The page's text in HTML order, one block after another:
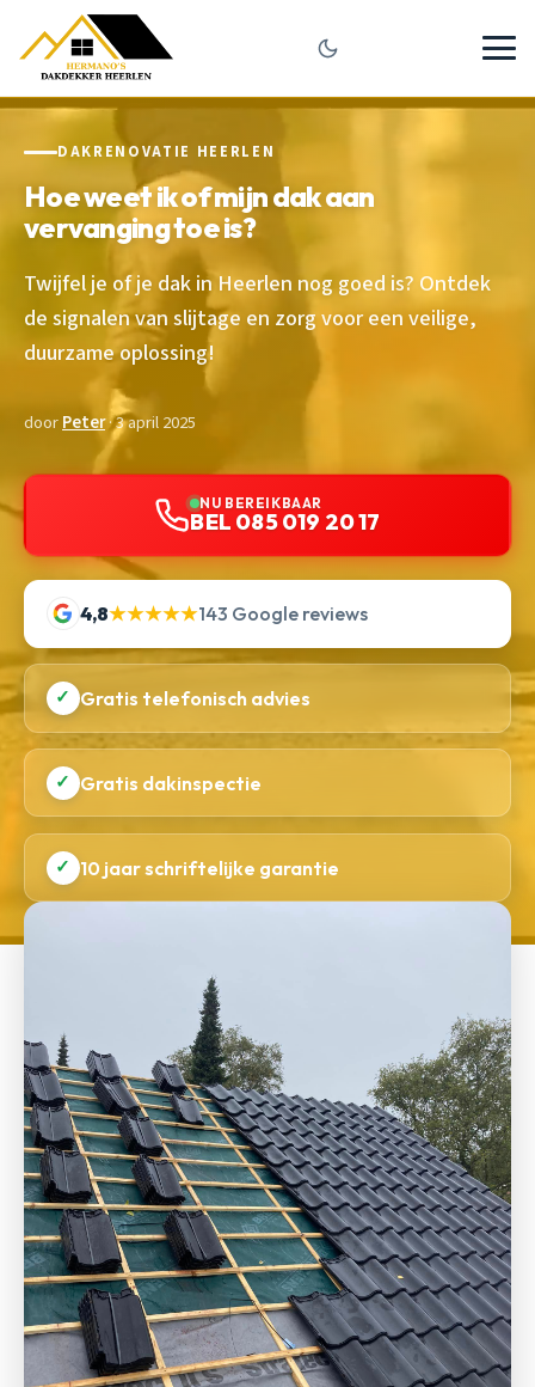
DAKRENOVATIE HEERLEN
Hoe weet ik of mijn dak aan
vervanging toe is?
Twijfel je of je dak in Heerlen nog goed is? Ontdek
de signalen van slijtage en zorg voor een veilige,
duurzame oplossing!
doorPeter· 3 april 2025
NU BEREIKBAAR
BEL 085 019 20 17
4,8★★★★★143 Google reviews
✓ Gratis telefonisch advies
✓ Gratis dakinspectie
✓ 10 jaar schriftelijke garantie